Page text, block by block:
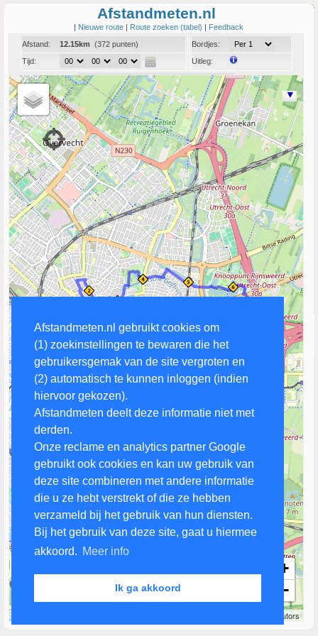
Afstandmeten.nl gebruikt cookies om
(1) zoekinstellingen te bewaren die het
gebruikersgemak van de site vergroten en
(2) automatisch te kunnen inloggen (indien
hiervoor gekozen).
Afstandmeten deelt deze informatie niet met
derden.
Onze reclame en analytics partner Google
gebruikt ook cookies en kan uw gebruik van
deze site combineren met andere informatie
die u ze hebt verstrekt of die ze hebben
verzameld bij het gebruik van hun diensten.
Bij het gebruik van deze site, gaat u hiermee
akkoord. Meer info
Ik ga akkoord
Afstandmeten.nl
| Nieuwe route | Route zoeken (tabel) | Feedback
Afstand:
12.15km (372 punten)
Tijd:
Bordjes:
Uitleg:
Coord:
Info:
Link naar deze route
+
−
contributors